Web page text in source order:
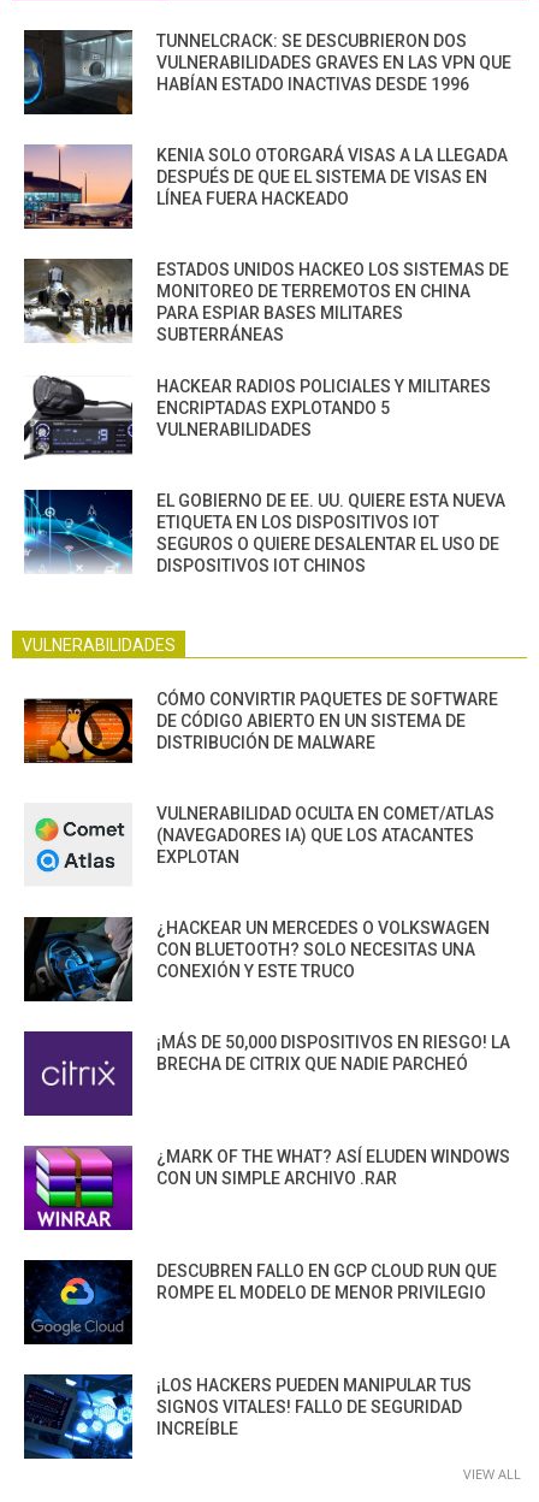
TUNNELCRACK: SE DESCUBRIERON DOS
VULNERABILIDADES GRAVES EN LAS VPN QUE
HABÍAN ESTADO INACTIVAS DESDE 1996
KENIA SOLO OTORGARÁ VISAS A LA LLEGADA
DESPUÉS DE QUE EL SISTEMA DE VISAS EN
LÍNEA FUERA HACKEADO
ESTADOS UNIDOS HACKEO LOS SISTEMAS DE
MONITOREO DE TERREMOTOS EN CHINA
PARA ESPIAR BASES MILITARES
SUBTERRÁNEAS
HACKEAR RADIOS POLICIALES Y MILITARES
ENCRIPTADAS EXPLOTANDO 5
VULNERABILIDADES
EL GOBIERNO DE EE. UU. QUIERE ESTA NUEVA
ETIQUETA EN LOS DISPOSITIVOS IOT
SEGUROS O QUIERE DESALENTAR EL USO DE
DISPOSITIVOS IOT CHINOS
VULNERABILIDADES
CÓMO CONVIRTIR PAQUETES DE SOFTWARE
DE CÓDIGO ABIERTO EN UN SISTEMA DE
DISTRIBUCIÓN DE MALWARE
VULNERABILIDAD OCULTA EN COMET/ATLAS
(NAVEGADORES IA) QUE LOS ATACANTES
EXPLOTAN
¿HACKEAR UN MERCEDES O VOLKSWAGEN
CON BLUETOOTH? SOLO NECESITAS UNA
CONEXIÓN Y ESTE TRUCO
¡MÁS DE 50,000 DISPOSITIVOS EN RIESGO! LA
BRECHA DE CITRIX QUE NADIE PARCHEÓ
¿MARK OF THE WHAT? ASÍ ELUDEN WINDOWS
CON UN SIMPLE ARCHIVO .RAR
DESCUBREN FALLO EN GCP CLOUD RUN QUE
ROMPE EL MODELO DE MENOR PRIVILEGIO
¡LOS HACKERS PUEDEN MANIPULAR TUS
SIGNOS VITALES! FALLO DE SEGURIDAD
INCREÍBLE
VIEW ALL